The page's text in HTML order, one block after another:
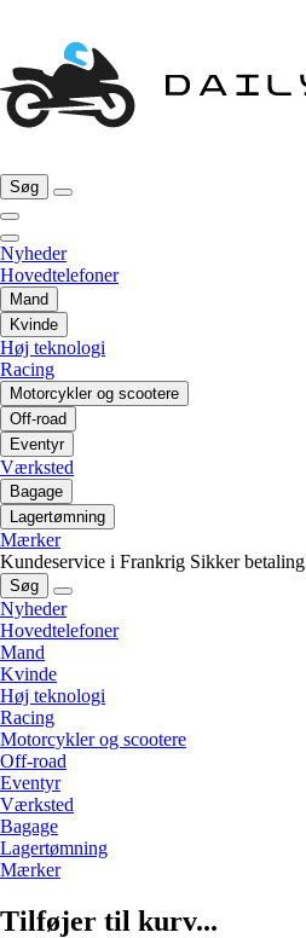
Søg
Nyheder
Hovedtelefoner
Mand
Kvinde
Høj teknologi
Racing
Motorcykler og scootere
Off-road
Eventyr
Værksted
Bagage
Lagertømning
Mærker
Kundeservice i Frankrig Sikker betaling
Søg
Nyheder
Hovedtelefoner
Mand
Kvinde
Høj teknologi
Racing
Motorcykler og scootere
Off-road
Eventyr
Værksted
Bagage
Lagertømning
Mærker
Tilføjer til kurv...